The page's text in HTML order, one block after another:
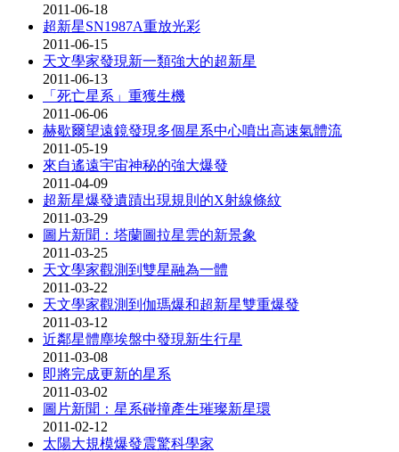
2011-06-18
超新星SN1987A重放光彩
2011-06-15
天文學家發現新一類強大的超新星
2011-06-13
「死亡星系」重獲生機
2011-06-06
赫歇爾望遠鏡發現多個星系中心噴出高速氣體流
2011-05-19
來自遙遠宇宙神秘的強大爆發
2011-04-09
超新星爆發遺蹟出現規則的X射線條紋
2011-03-29
圖片新聞：塔蘭圖拉星雲的新景象
2011-03-25
天文學家觀測到雙星融為一體
2011-03-22
天文學家觀測到伽瑪爆和超新星雙重爆發
2011-03-12
近鄰星體塵埃盤中發現新生行星
2011-03-08
即將完成更新的星系
2011-03-02
圖片新聞：星系碰撞產生璀璨新星環
2011-02-12
太陽大規模爆發震驚科學家